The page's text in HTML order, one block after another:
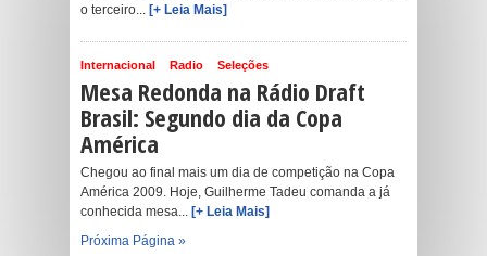
o terceiro... [+ Leia Mais]
Internacional Radio Seleções
Mesa Redonda na Rádio Draft
Brasil: Segundo dia da Copa
América
Chegou ao final mais um dia de competição na Copa
América 2009. Hoje, Guilherme Tadeu comanda a já
conhecida mesa... [+ Leia Mais]
Próxima Página »